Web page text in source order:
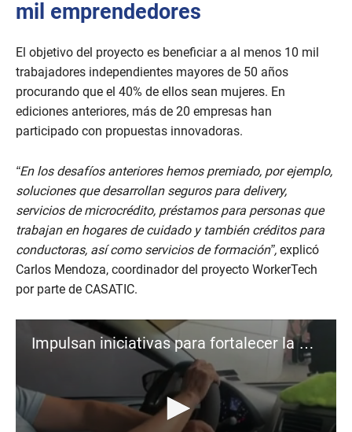
mil emprendedores
El objetivo del proyecto es beneficiar a al menos 10 mil
trabajadores independientes mayores de 50 años
procurando que el 40% de ellos sean mujeres. En
ediciones anteriores, más de 20 empresas han
participado con propuestas innovadoras.
“En los desafíos anteriores hemos premiado, por ejemplo,
soluciones que desarrollan seguros para delivery,
servicios de microcrédito, préstamos para personas que
trabajan en hogares de cuidado y también créditos para
conductoras, así como servicios de formación”, explicó
Carlos Mendoza, coordinador del proyecto WorkerTech
por parte de CASATIC.
Impulsan iniciativas para fortalecer la economía plateada en El Salvador